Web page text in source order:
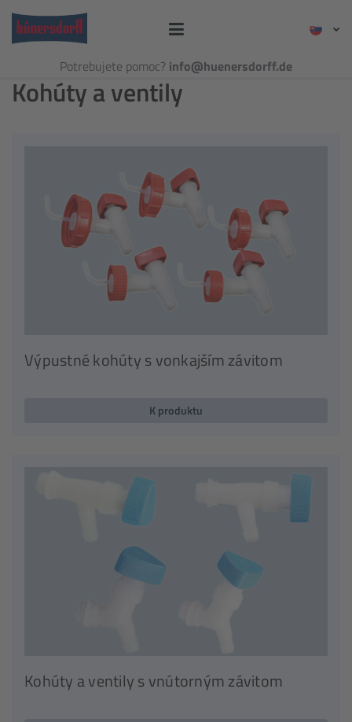
Potrebujete pomoc? info@huenersdorff.de
Kohúty a ventily
Výpustné kohúty s vonkajším závitom
K produktu
Kohúty a ventily s vnútorným závitom